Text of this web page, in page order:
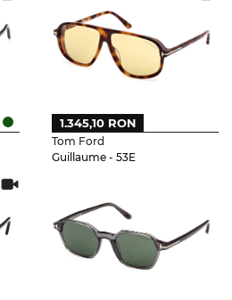
Tom Ford
Guillaume - 53E
1.345,10 RON